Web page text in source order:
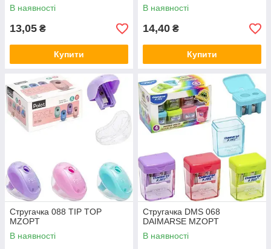
В наявності
13,05 ₴
Купити
В наявності
14,40 ₴
Купити
Стругачка 088 TIP TOP
MZOPT
В наявності
Стругачка DMS 068
DAIMARSE MZOPT
В наявності